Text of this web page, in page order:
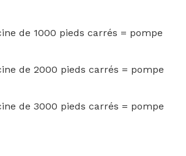
de 1000 pieds carrés = pompe
de 2000 pieds carrés = pompe
de 3000 pieds carrés = pompe